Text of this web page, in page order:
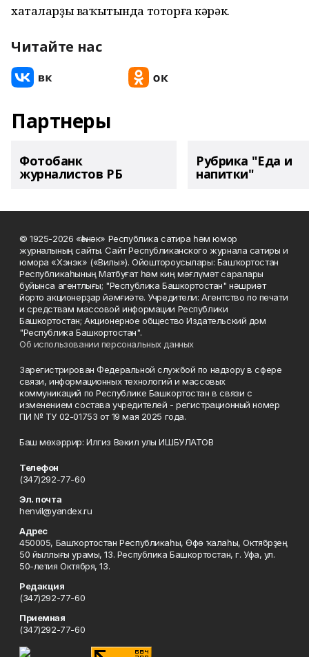
хаталарҙы ваҡытында тоторға кәрәк.
Читайте нас
Партнеры
Фотобанк
журналистов РБ
Рубрика "Еда и
напитки"
© 1925-2026 «Һәнәк» Республика сатира һәм юмор
журналының сайты. Сайт Республиканского журнала сатиры и
юмора «Хэнэк» («Вилы»). Ойоштороусылары: Башҡортостан
Республикаһының Матбуғат һәм киң мәғлүмәт саралары
буйынса агентлығы; "Республика Башкортостан" нәшриәт
йорто акционерҙар йәмғиәте. Учредители: Агентство по печати
и средствам массовой информации Республики
Башкортостан; Акционерное общество Издательский дом
"Республика Башкортостан".
Об использовании персональных данных
Зарегистрирован Федеральной службой по надзору в сфере
связи, информационных технологий и массовых
коммуникаций по Республике Башкортостан в связи с
изменением состава учредителей - регистрационный номер
ПИ № ТУ 02-01753 от 19 мая 2025 года.
Баш мөхәррир: Илгиз Вәкил улы ИШБУЛАТОВ
Телефон
(347)292-77-60
Эл. почта
henvil@yandex.ru
Адрес
450005, Башҡортостан Республикаһы, Өфө ҡалаһы, Октябрҙең
50 йыллығы урамы, 13. Республика Башкортостан, г. Уфа, ул.
50-летия Октября, 13.
Редакция
(347)292-77-60
Приемная
(347)292-77-60